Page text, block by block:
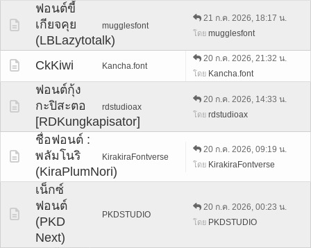
ฟอนต์ขี้
เกียจคุย
(LBLazytotalk)
mugglesfont
21 ก.ค. 2026, 18:17 น.
โดย mugglesfont
CkKiwi Kancha.font
20 ก.ค. 2026, 21:32 น.
โดย Kancha.font
ฟอนต์กุ้ง
กะปิสะตอ
[RDKungkapisator]
rdstudioax
20 ก.ค. 2026, 14:33 น.
โดย rdstudioax
ชื่อฟอนต์ :
พลัมโนริ
(KiraPlumNori)
KirakiraFontverse
20 ก.ค. 2026, 09:19 น.
โดย KirakiraFontverse
เน็กซ์
ฟอนต์
(PKD
Next)
PKDSTUDIO
20 ก.ค. 2026, 00:23 น.
โดย PKDSTUDIO